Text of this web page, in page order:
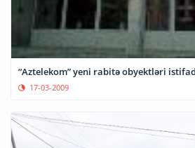
“Aztelekom” yeni rabitə obyektləri
17-03-2009